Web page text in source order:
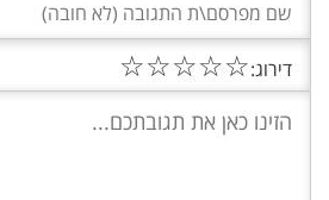
דירוג:☆
☆
☆
☆
☆